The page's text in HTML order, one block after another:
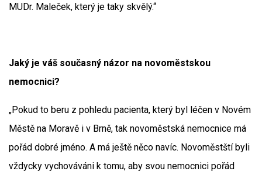
MUDr. Maleček, který je taky skvělý.“
Jaký je váš současný názor na novoměstskou
nemocnici?
„Pokud to beru z pohledu pacienta, který byl léčen v Novém
Městě na Moravě i v Brně, tak novoměstská nemocnice má
pořád dobré jméno. A má ještě něco navíc. Novoměstští byli
vždycky vychováváni k tomu, aby svou nemocnici pořád